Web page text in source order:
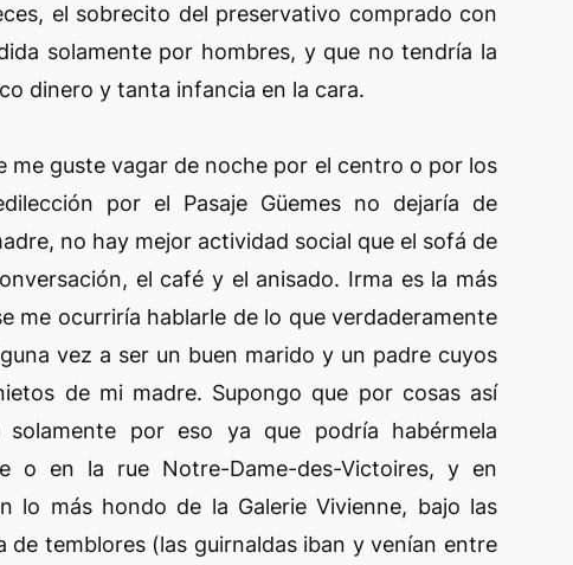
el sobrecito del preservativo comprado con
solamente por hombres, y que no tendría la
dinero y tanta infancia en la cara.
me guste vagar de noche por el centro o por los
por el Pasaje Güemes no dejaría de
no hay mejor actividad social que el sofá de
el café y el anisado. Irma es la más
me ocurriría hablarle de lo que verdaderamente
vez a ser un buen marido y un padre cuyos
de mi madre. Supongo que por cosas así
por eso ya que podría habérmela
o en la rue Notre-Dame-des-Victoires, y en
lo más hondo de la Galerie Vivienne, bajo las
de temblores (las guirnaldas iban y venían entre